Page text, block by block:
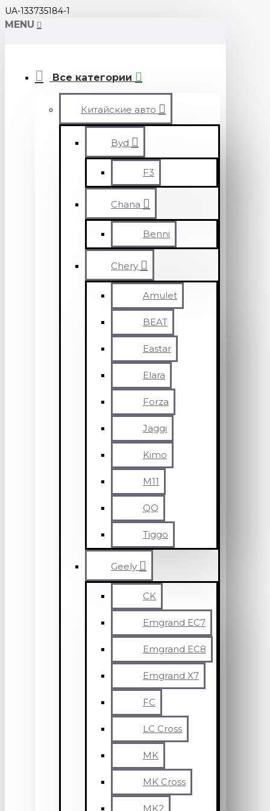
UA-133735184-1
MENU
Все категории
Китайские авто
Byd
F3
Chana
Benni
Chery
Amulet
BEAT
Eastar
Elara
Forza
Jaggi
Kimo
M11
QQ
Tiggo
Geely
CK
Emgrand EC7
Emgrand EC8
Emgrand X7
FC
LC Cross
MK
MK Cross
MK2